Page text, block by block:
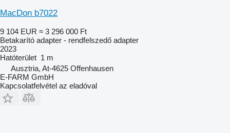
MacDon b7022
9 104 EUR ≈ 3 296 000 Ft
Betakarító adapter - rendfelszedő adapter
2023
Hatóterület 1 m
Ausztria, At-4625 Offenhausen
E-FARM GmbH
Kapcsolatfelvétel az eladóval